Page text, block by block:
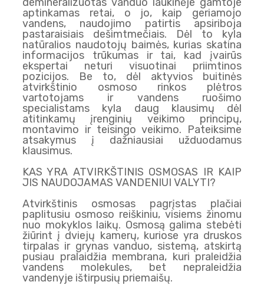
aptinkamas retai, o jo, kaip geriamojo
vandens, naudojimo patirtis apsiriboja
pastaraisiais dešimtmečiais. Dėl to kyla
natūralios naudotojų baimės, kurias skatina
informacijos trūkumas ir tai, kad įvairūs
ekspertai neturi visuotinai priimtinos
pozicijos. Be to, dėl aktyvios buitinės
atvirkštinio osmoso rinkos plėtros
vartotojams ir vandens ruošimo
specialistams kyla daug klausimų dėl
atitinkamų įrenginių veikimo principų,
montavimo ir teisingo veikimo. Pateiksime
atsakymus į dažniausiai užduodamus
klausimus.
KAS YRA ATVIRKŠTINIS OSMOSAS IR KAIP
JIS NAUDOJAMAS VANDENIUI VALYTI?
Atvirkštinis osmosas pagrįstas plačiai
paplitusiu osmoso reiškiniu, visiems žinomu
nuo mokyklos laikų. Osmosą galima stebėti
žiūrint į dviejų kamerų, kuriose yra druskos
tirpalas ir grynas vanduo, sistemą, atskirtą
pusiau pralaidžia membrana, kuri praleidžia
vandens molekules, bet nepraleidžia
vandenyje ištirpusių priemaišų.